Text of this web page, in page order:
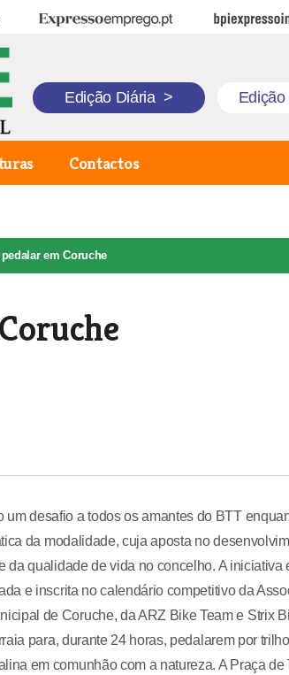
Expresso Emprego BPI
Edição Diária > Edição
Contactos
em Coruche
desafio a todos os amantes do BTT
da modalidade, cuja aposta no
qualidade de vida no concelho. A iniciativa
e inscrita no calendário competitivo da
de Coruche, da ARZ Bike Team e Strix
para, durante 24 horas, pedalarem por
em comunhão com a natureza. A Praça de